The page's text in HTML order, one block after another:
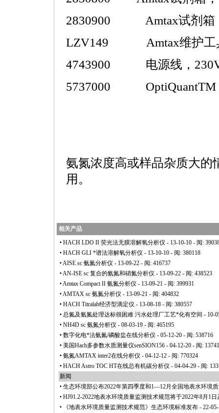
2830900 Amtax试剂箱，
LZV149 Amtax维护工
4743900 电源线，230V
5737000 OptiQuantTM
氨氮浓度高或样品杂质大的
用。
相关产品
• HACH LDO II 荧光法无膜溶解氧分析仪 - 13-10-10 - 阅:
• HACH GLI *谱法溶解氧分析仪 - 13-10-10 - 阅: 380118
•AISE sc 氨氮分析仪 - 13-09-22 - 阅: 416737
•AN-ISE sc 复合的氨氮和硝氮分析仪 - 13-09-22 - 阅: 438523
•Amtax Compact II 氨氮分析仪 - 13-09-21 - 阅: 399931
•AMTAX sc 氨氮分析仪 - 13-09-21 - 阅: 404832
• HACH Titralab经济型滴定仪 - 13-08-18 - 阅: 380557
• 总氮及氨氮处理达标很困难 污水处理厂工艺*化有空间 - 10-
• NH4D sc 氨氮分析仪 - 08-03-19 - 阅: 465195
• 数字化电*法氨氮/磷酸盐在线分析仪 - 05-12-20 - 阅: 538716
• 美国Hach多参数水质测量仪senSION156 - 04-12-20 - 阅:
• 氨氮AMTAX inter2在线分析仪 - 04-12-12 - 阅: 770324
• HACH Astro TOC HT在线总有机碳分析仪 - 04-04-29 - 阅:
新闻
• 生态环境部公布2022年第四季度和1—12月全国地表水环境
• HJ91.2-2022地表水环境质量监测技术规范将于2022年8月1
•
《地表水环境质量监测技术规范》生态环境标准发布 - 22-